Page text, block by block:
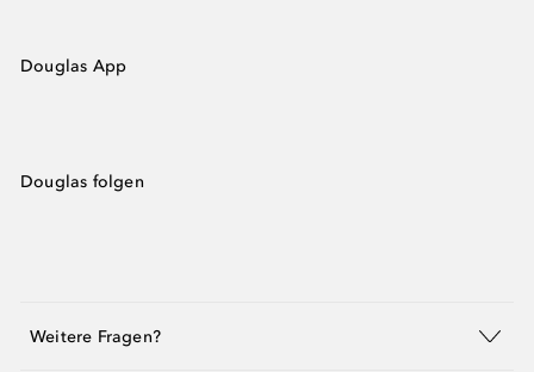
Douglas App
Douglas folgen
Weitere Fragen?